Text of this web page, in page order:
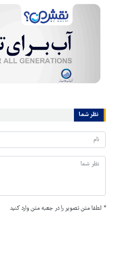
نظر شما
* لطفا متن تصویر را در جعبه متن وارد کنید